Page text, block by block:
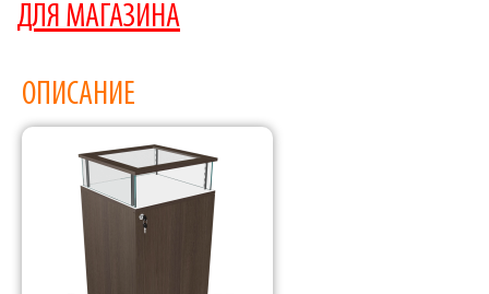
ДЛЯ МАГАЗИНА
ОПИСАНИЕ